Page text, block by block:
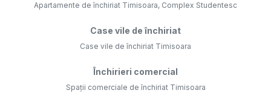
Apartamente de închiriat Timisoara, Complex Studentesc
Case vile de închiriat
Case vile de închiriat Timisoara
Închirieri comercial
Spații comerciale de închiriat Timisoara